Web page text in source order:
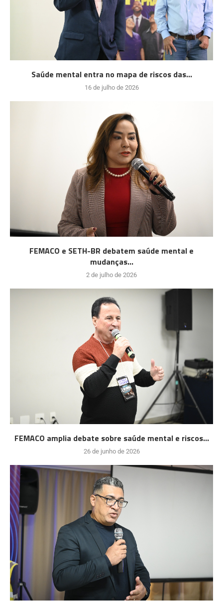
Saúde mental entra no mapa de riscos das...
16 de julho de 2026
FEMACO e SETH-BR debatem saúde mental e
mudanças...
2 de julho de 2026
FEMACO amplia debate sobre saúde mental e riscos...
26 de junho de 2026